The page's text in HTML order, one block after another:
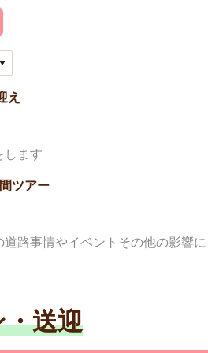
え
します
ツアー
路事情やイベントその他の影響に
送迎